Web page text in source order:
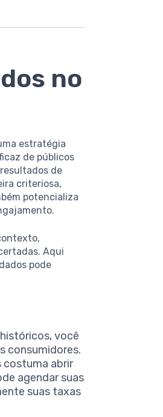
no
estratégia
de públicos
de
criteriosa,
potencializa
Aqui
pode
você
consumidores.
costuma abrir
agendar suas
suas taxas